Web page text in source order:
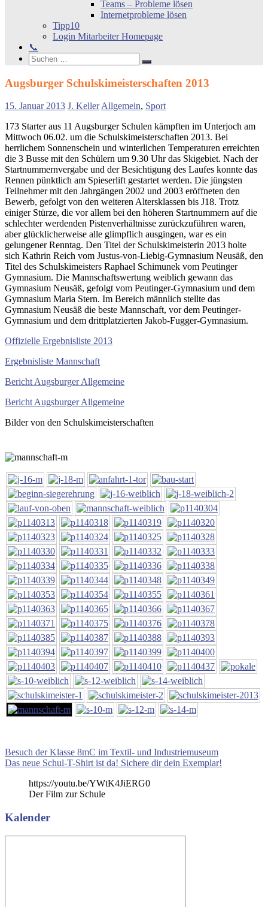
Teams – Probleme lösen
Internetprobleme lösen
Tipp10
Login Mitarbeiter Homepage
📞
Search
Suchen
nach:
Suchen
Augsburger Schulskimeisterschaften 2013
15. Januar 2013 J. KellerAllgemein, Sport
173 Starter aus 11 Augsburger Schulen kämpften im Unterjoch am
Mittwoch 06.02. um die Schulskimeisterschaften 2013. Bei
herrlichem Sonnenschein und winterlichen Temperaturen erreichten
die 3 Busse mit den Schülern um 9.30 Uhr das Skigebiet. Nach der
Startnummernvergabe und der Besichtigung des Laufes konnte das
Rennen pünktlich am Spieserlift gestartet werden. Die jüngsten
Teilnehmer mit den Jahrgängen 2002 und 2003 eröffneten den
Bewerb, gefolgt von den weiteren Altersklassen bis J18. Trotz
einiger Stürze, die vor allem bei den höheren Startnummern auf die
schlechter werdenden Pistenverhältnisse zurückzuführen waren,
aber glücklicherweise alle glimpflich ausgingen, war es ein
gelungener Renntag. Den Titel der Schulskimeisterin 2013 holte
sich Kathrin Reich vom Justus-von-Liebig-Gymnasium Neusäß, den
Titel des Schulskimeisters Raphael Schimunek vom Peutinger
Gymnasium. Die Mannschaftswertung weiblich gewann das
Gymnasium Neusäß, gefolgt vom Peutinger-Gymnasium und dem
Gymnasium Maria Stern. Im Bereich männlich stellte das
Gymnasium Neusäß die beste Mannschaft, vor dem Peutinger-
Gymnasium und dem drittplatzierten Jakob-Fugger-Gymnasium.
Offizielle Ergebnisliste 2013
Ergebnisliste Mannschaft
Bericht Augsburger Allgemeine
Bericht Augsburger Allgemeine
Bilder von den Schulskimeisterschaften
Beitragsnavigation
Vorheriger
Beitrag:
Besuch der Klasse 8mC im Textil- und Industriemuseum
Nächster
Das neue Schul-T-Shirt ist da! Sichere dir dein Exemplar!
https://youtu.be/YWtK4JiERG0
Der Film zur Schule
Kalender